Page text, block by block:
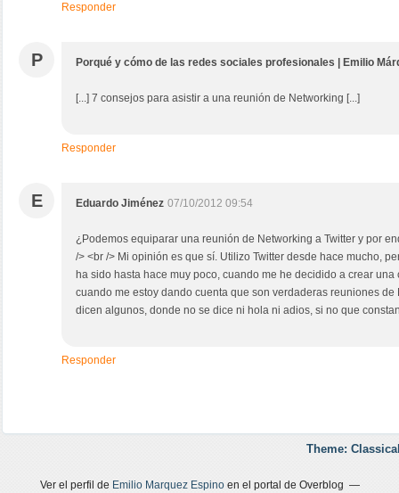
Responder
P Porqué y cómo de las redes sociales profesionales | Emilio
[...] 7 consejos para asistir a una reunión de Networking [...]
Responder
E Eduardo Jiménez 07/10/2012 09:54
¿Podemos equiparar una reunión de Networking a Twitter y por
/> <br /> Mi opinión es que sí. Utilizo Twitter desde hace mucho,
ha sido hasta hace muy poco, cuando me he decidido a crear
cuando me estoy dando cuenta que son verdaderas reuniones
dicen algunos, donde no se dice ni hola ni adios, si no que
Responder
Theme:
Ver el perfil de Emilio Marquez Espinoen el portal de Overblog